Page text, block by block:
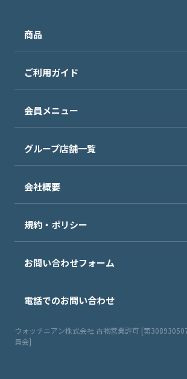
商品
ご利用ガイド
会員メニュー
グループ店舗一覧
会社概要
規約・ポリシー
お問い合わせフォーム
電話でのお問い合わせ
ウォッチニアン株式会社 古物営業許可 [第
員会]